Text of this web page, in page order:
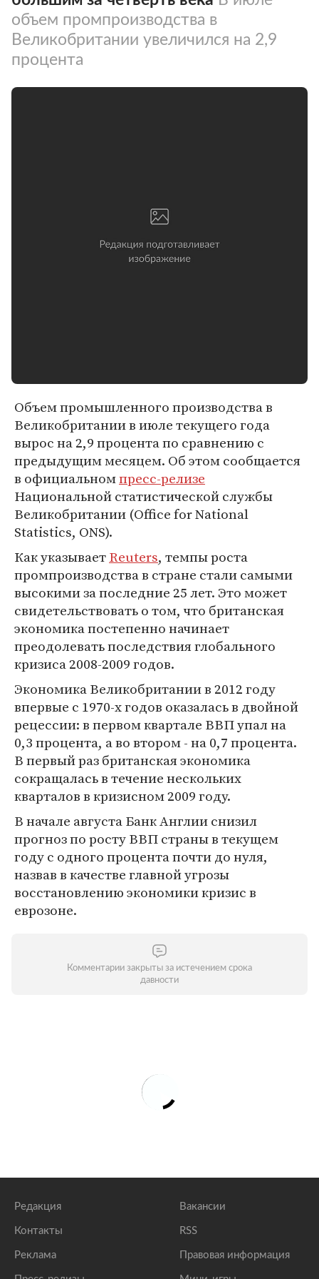
объем промпроизводства в
Великобритании увеличился на 2,9
процента
Объем промышленного производства в
Великобритании в июле текущего года
вырос на 2,9 процента по сравнению с
предыдущим месяцем. Об этом сообщается
в официальномпресс-релизе
Национальной статистической службы
Великобритании (Office for National
Statistics, ONS).
Как указываетReuters, темпы роста
промпроизводства в стране стали самыми
высокими за последние 25 лет. Это может
свидетельствовать о том, что британская
экономика постепенно начинает
преодолевать последствия глобального
кризиса 2008-2009 годов.
Экономика Великобритании в 2012 году
впервые с 1970-х годов оказалась в двойной
рецессии: в первом квартале ВВП упал на
0,3 процента, а во втором - на 0,7 процента.
В первый раз британская экономика
сокращалась в течение нескольких
кварталов в кризисном 2009 году.
В начале августа Банк Англии снизил
прогноз по росту ВВП страны в текущем
году с одного процента почти до нуля,
назвав в качестве главной угрозы
восстановлению экономики кризис в
еврозоне.
Комментарии закрыты за истечением срока
давности
Редакция
Контакты
Реклама
Вакансии
RSS
Правовая информация